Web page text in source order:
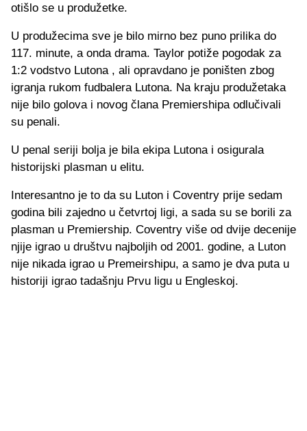
otišlo se u produžetke.
U produžecima sve je bilo mirno bez puno prilika do
117. minute, a onda drama. Taylor potiže pogodak za
1:2 vodstvo Lutona , ali opravdano je poništen zbog
igranja rukom fudbalera Lutona. Na kraju produžetaka
nije bilo golova i novog člana Premiershipa odlučivali
su penali.
U penal seriji bolja je bila ekipa Lutona i osigurala
historijski plasman u elitu.
Interesantno je to da su Luton i Coventry prije sedam
godina bili zajedno u četvrtoj ligi, a sada su se borili za
plasman u Premiership. Coventry više od dvije decenije
njije igrao u društvu najboljih od 2001. godine, a Luton
nije nikada igrao u Premeirshipu, a samo je dva puta u
historiji igrao tadašnju Prvu ligu u Engleskoj.